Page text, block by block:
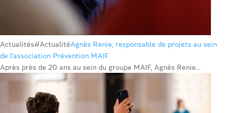
Actualités#ActualitéAgnès Renie, responsable de projets au sein
de l’association Prévention MAIF
Après près de 20 ans au sein du groupe MAIF, Agnès Renie...